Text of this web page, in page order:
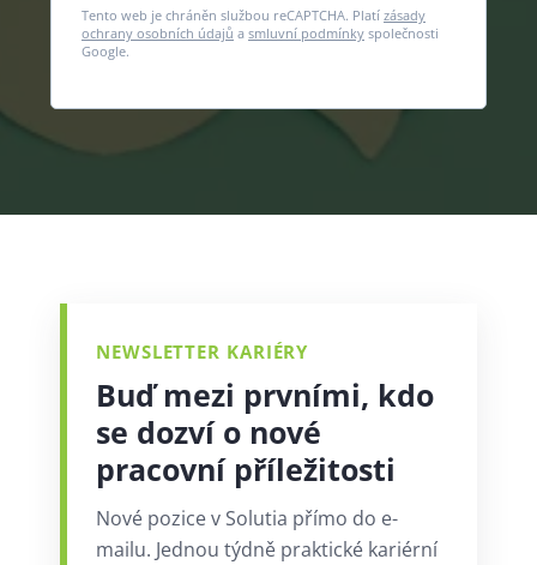
Tento web je chráněn službou reCAPTCHA. Platí zásady
ochrany osobních údajů a smluvní podmínkyspolečnosti
Google.
NEWSLETTER KARIÉRY
Buď mezi prvními, kdo
se dozví o nové
pracovní příležitosti
Nové pozice v Solutia přímo do e-
mailu. Jednou týdně praktické kariérní